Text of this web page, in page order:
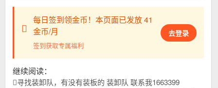
每日签到领金币！本页面已发放 41
金币/月
签到获取专属福利
去登录
继续阅读：
寻找装卸队，有没有装板的 装卸队 联系我1663399